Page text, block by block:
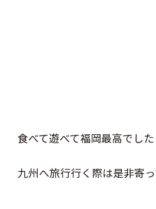
食べて遊べて福岡最高でした
九州へ旅行行く際は是非寄